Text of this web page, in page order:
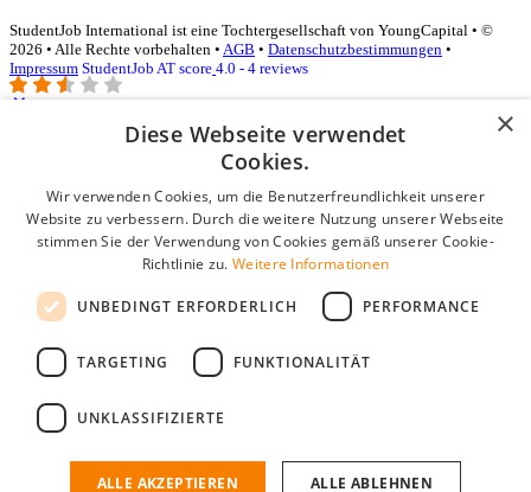
StudentJob International ist eine Tochtergesellschaft von YoungCapital • ©
2026 • Alle Rechte vorbehalten • AGB • Datenschutzbestimmungen •
Impressum StudentJob AT score 4.0 - 4 reviews
Login für Unternehmen
E-Mail*
Passwort
Angemeldet bleiben
Passwort vergessen?
Kostenloses Unternehmensprofil
Wenn Sie sich registriert haben, können Sie ein Unternehmensprofil
passenden Mitarbeiter zu finden.
×
Diese Webseite verwendet
Cookies.
Wir verwenden Cookies, um die Benutzerfreundlichkeit unserer
Website zu verbessern. Durch die weitere Nutzung unserer Webseite
stimmen Sie der Verwendung von Cookies gemäß unserer Cookie-
Richtlinie zu. Weitere Informationen
UNBEDINGT ERFORDERLICH PERFORMANCE
TARGETING FUNKTIONALITÄT
UNKLASSIFIZIERTE
ALLE AKZEPTIEREN ALLE ABLEHNEN